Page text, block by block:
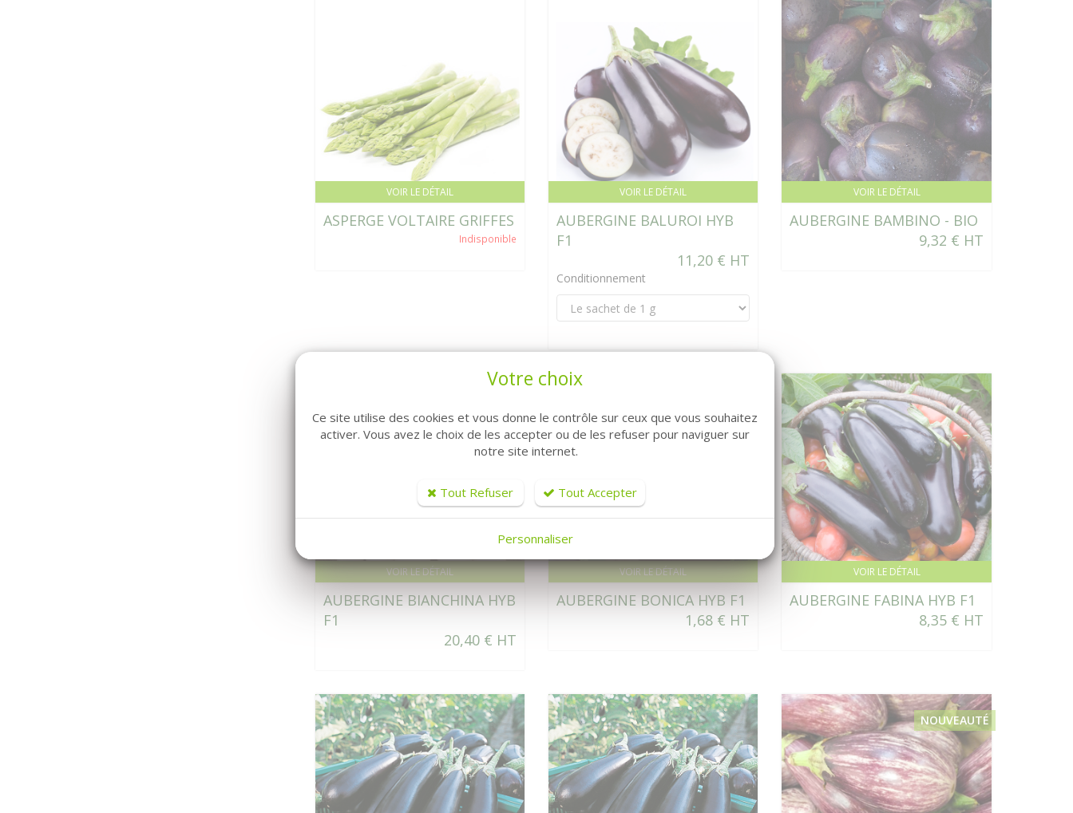
VOIR LE DÉTAIL
ASPERGE VOLTAIRE GRIFFES
Indisponible
VOIR LE DÉTAIL
AUBERGINE BALUROI HYB
F1
11,20 € HT
Conditionnement
VOIR LE DÉTAIL
AUBERGINE BAMBINO - BIO
9,32 € HT
VOIR LE DÉTAIL
AUBERGINE BIANCHINA HYB
F1
20,40 € HT
VOIR LE DÉTAIL
AUBERGINE BONICA HYB F1
1,68 € HT
VOIR LE DÉTAIL
AUBERGINE FABINA HYB F1
8,35 € HT
NOUVEAUTÉ
Votre choix
Ce site utilise des cookies et vous donne le contrôle sur ceux que vous souhaitez
activer. Vous avez le choix de les accepter ou de les refuser pour naviguer sur
notre site internet.
Tout Refuser Tout Accepter
Personnaliser